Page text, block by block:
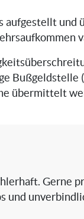
und
Bußgeldstelle (
übermittelt
Gerne
und